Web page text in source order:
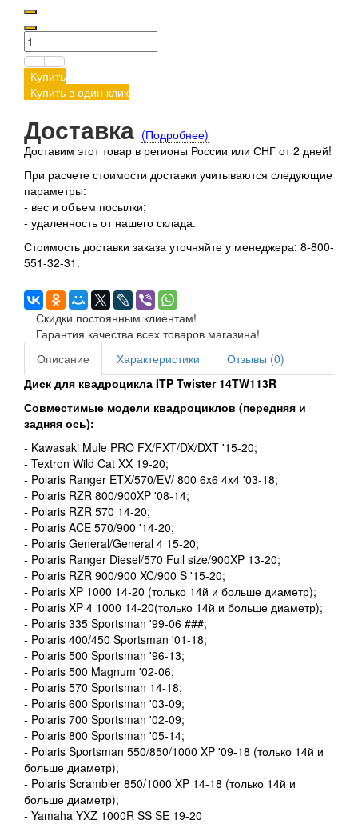
Купить
Купить в один клик
Доставка (Подробнее)
Доставим этот товар в регионы России или СНГ от 2 дней!
При расчете стоимости доставки учитываются следующие
параметры:
- вес и объем посылки;
- удаленность от нашего склада.
Стоимость доставки заказа уточняйте у менеджера: 8-800-
551-32-31.
Скидки постоянным клиентам!
Гарантия качества всех товаров магазина!
Описание
Характеристики
Отзывы (0)
Диск для квадроцикла ITP Twister 14TW113R
Совместимые модели квадроциклов (передняя и
задняя ось):
- Kawasaki Mule PRO FX/FXT/DX/DXT '15-20;
- Textron Wild Cat XX 19-20;
- Polaris Ranger ETX/570/EV/ 800 6x6 4x4 '03-18;
- Polaris RZR 800/900XP '08-14;
- Polaris RZR 570 14-20;
- Polaris ACE 570/900 '14-20;
- Polaris General/General 4 15-20;
- Polaris Ranger Diesel/570 Full size/900XP 13-20;
- Polaris RZR 900/900 XC/900 S '15-20;
- Polaris XP 1000 14-20 (только 14й и больше диаметр);
- Polaris XP 4 1000 14-20(только 14й и больше диаметр);
- Polaris 335 Sportsman '99-06 ###;
- Polaris 400/450 Sportsman '01-18;
- Polaris 500 Sportsman '96-13;
- Polaris 500 Magnum '02-06;
- Polaris 570 Sportsman 14-18;
- Polaris 600 Sportsman '03-09;
- Polaris 700 Sportsman '02-09;
- Polaris 800 Sportsman '05-14;
- Polaris Sportsman 550/850/1000 XP '09-18 (только 14й и
больше диаметр);
- Polaris Scrambler 850/1000 XP 14-18 (только 14й и
больше диаметр);
- Yamaha YXZ 1000R SS SE 19-20